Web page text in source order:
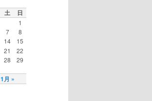
土 日
1月 »
1
7
8
14
15
21
22
28
29